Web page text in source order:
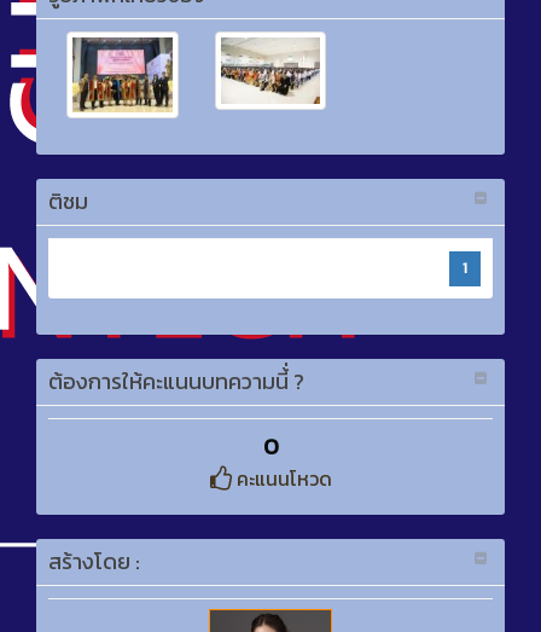
ติชม
1
ต้องการให้คะแนนบทความนี้่ ?
0
คะแนนโหวด
สร้างโดย :